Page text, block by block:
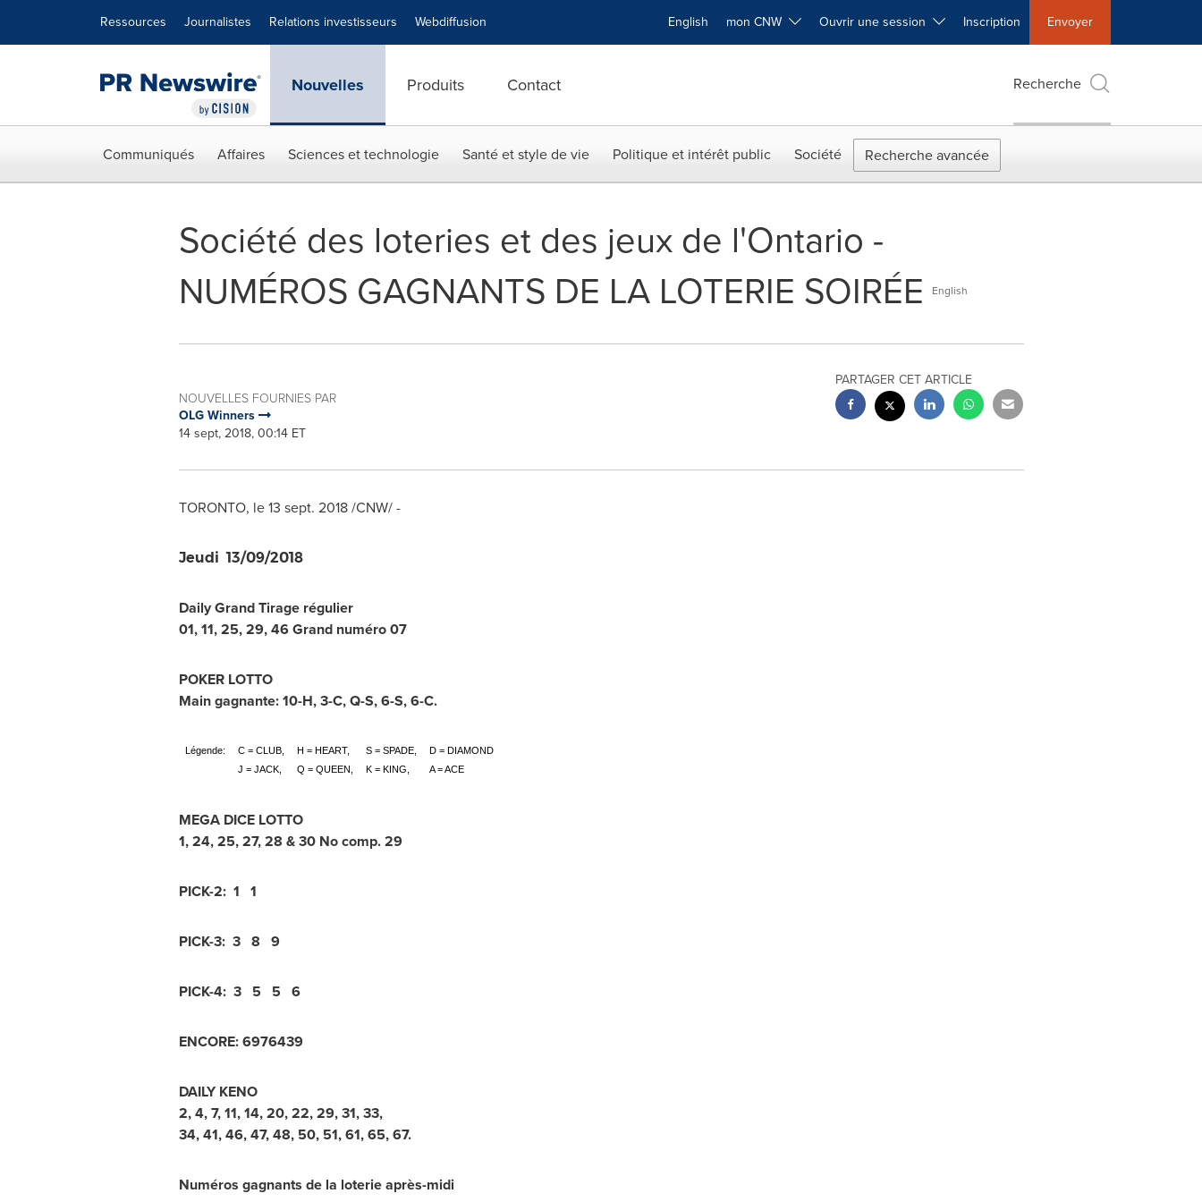
Ressources Journalistes Relations investisseurs Webdiffusion English mon CNW Ouvrir une session Inscription Envoyer
Nouvelles Produits Contact Recherche
Communiqués Affaires Sciences et technologie Santé et style de vie Politique et intérêt public Société Recherche avancée
Société des loteries et des jeux de l'Ontario -
NUMÉROS GAGNANTS DE LA LOTERIE SOIRÉE
English
NOUVELLES FOURNIES PAR
OLG Winners
14 sept, 2018, 00:14 ET
PARTAGER CET ARTICLE
TORONTO, le13 sept. 2018/CNW/ -
Jeudi 13/09/2018
Daily Grand Tirage régulier
01, 11, 25, 29, 46 Grand numéro 07
POKER LOTTO
Main gagnante:10-H,3-C,Q-S,6-S,6-C.
Légende: C = CLUB, H = HEART, S = SPADE,
D = DIAMOND
J = JACK,
Q = QUEEN, K = KING, A = ACE
MEGA DICE LOTTO
1,24,25,27,28 &30 No comp.29
PICK-2: 1 1
PICK-3: 3 8 9
PICK-4: 3 5 5 6
ENCORE:6976439
DAILY KENO
2,4,7,11,14,20,22,29,31,33,
34,41,46,47,48, 50, 51,61,65,67.
Numéros gagnants de la loterie après-midi